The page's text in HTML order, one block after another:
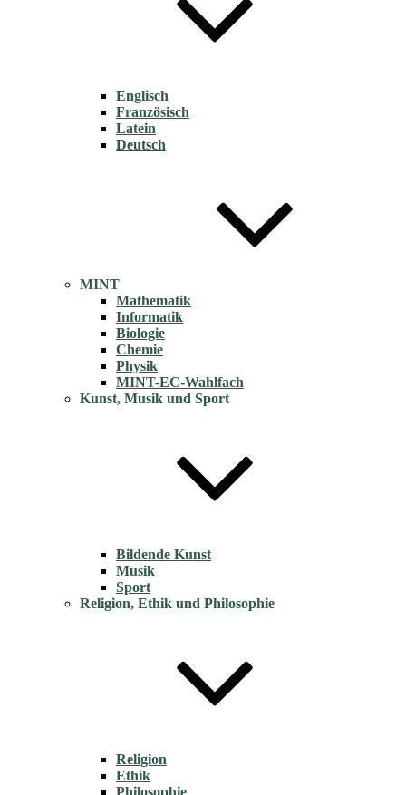
Englisch
Französisch
Latein
Deutsch
MINT
Mathematik
Informatik
Biologie
Chemie
Physik
MINT-EC-Wahlfach
Kunst, Musik und Sport
Bildende Kunst
Musik
Sport
Religion, Ethik und Philosophie
Religion
Ethik
Philosophie